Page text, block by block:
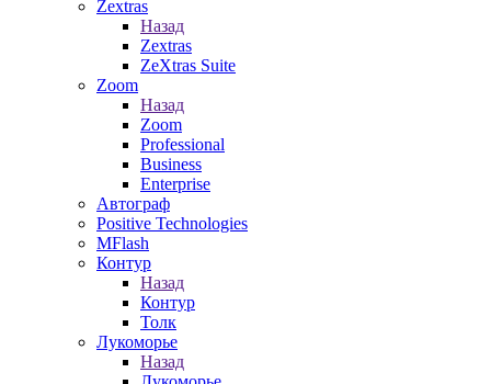
Zextras
Назад
Zextras
ZeXtras Suite
Zoom
Назад
Zoom
Professional
Business
Enterprise
Автограф
Positive Technologies
MFlash
Контур
Назад
Контур
Толк
Лукоморье
Назад